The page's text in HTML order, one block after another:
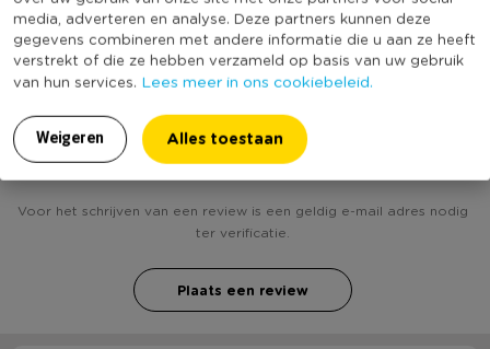
media, adverteren en analyse. Deze partners kunnen deze
gegevens combineren met andere informatie die u aan ze heeft
verstrekt of die ze hebben verzameld op basis van uw gebruik
van hun services. Lees meer in ons cookiebeleid.
Weigeren Alles toestaan
Duurzaamheidsscore
(Nog) geen score
bekend
Heb jij Sushimatje? Schrijf een review!
Voor het schrijven van een review is een geldig e-mail adres nodig
ter verificatie.
Plaats een review